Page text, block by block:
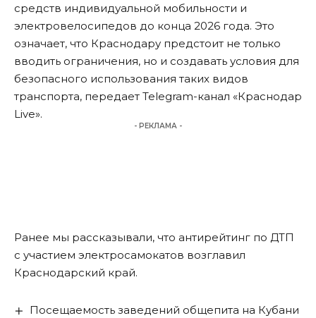
средств индивидуальной мобильности и
электровелосипедов до конца 2026 года. Это
означает, что Краснодару предстоит не только
вводить ограничения, но и создавать условия для
безопасного использования таких видов
транспорта, передает Telegram-канал «Краснодар
Live».
- РЕКЛАМА -
Ранее мы рассказывали, что антирейтинг по ДТП
с участием электросамокатов возглавил
Краснодарский край.
Посещаемость заведений общепита на Кубани